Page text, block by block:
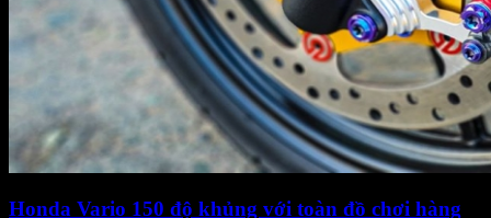
Honda Vario 150 độ khủng với toàn đồ chơi hàng